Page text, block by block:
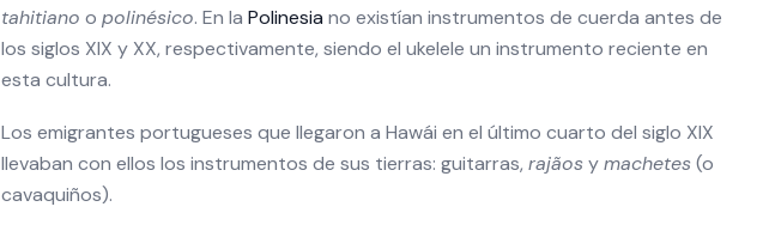
tahitiano o polinésico. En la Polinesia no existían instrumentos de cuerda antes de
los siglos XIX y XX, respectivamente, siendo el ukelele un instrumento reciente en
esta cultura.
Los emigrantes portugueses que llegaron a Hawái en el último cuarto del siglo XIX
llevaban con ellos los instrumentos de sus tierras: guitarras, rajãosymachetes(o
cavaquiños).